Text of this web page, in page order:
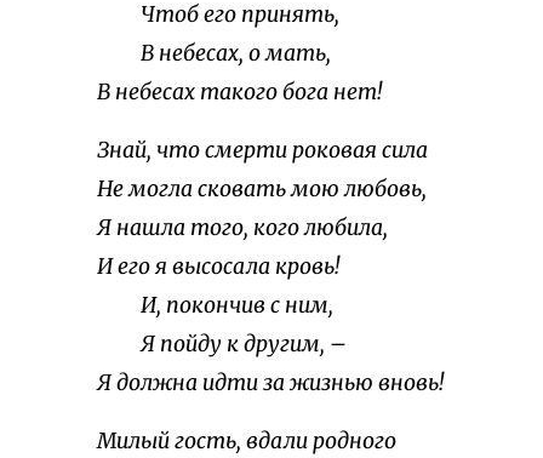
Чтоб его принять,
В небесах, о мать,
В небесах такого бога нет!
Знай, что смерти роковая сила
Не могла сковать мою любовь,
Я нашла того, кого любила,
И его я высосала кровь!
И, покончив с ним,
Я пойду к другим, –
Я должна идти за жизнью вновь!
Милый гость, вдали родного